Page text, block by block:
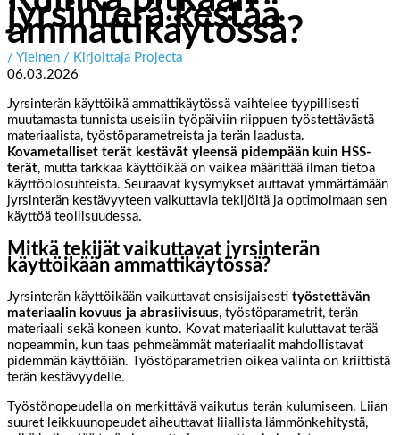
jyrsinterä kestää
ammattikäytössä?
/ Yleinen / Kirjoittaja Projecta
06.03.2026
Jyrsinterän käyttöikä ammattikäytössä vaihtelee tyypillisesti
muutamasta tunnista useisiin työpäiviin riippuen työstettävästä
materiaalista, työstöparametreista ja terän laadusta.
Kovametalliset terät kestävät yleensä pidempään kuin HSS-
terät, mutta tarkkaa käyttöikää on vaikea määrittää ilman tietoa
käyttöolosuhteista. Seuraavat kysymykset auttavat ymmärtämään
jyrsinterän kestävyyteen vaikuttavia tekijöitä ja optimoimaan sen
käyttöä teollisuudessa.
Mitkä tekijät vaikuttavat jyrsinterän
käyttöikään ammattikäytössä?
Jyrsinterän käyttöikään vaikuttavat ensisijaisesti työstettävän
materiaalin kovuus ja abrasiivisuus, työstöparametrit, terän
materiaali sekä koneen kunto. Kovat materiaalit kuluttavat terää
nopeammin, kun taas pehmeämmät materiaalit mahdollistavat
pidemmän käyttöiän. Työstöparametrien oikea valinta on kriittistä
terän kestävyydelle.
Työstönopeudella on merkittävä vaikutus terän kulumiseen. Liian
suuret leikkuunopeudet aiheuttavat liiallista lämmönkehitystä,